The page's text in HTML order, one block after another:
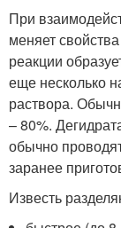
При
меняет
реакции
еще несколько
раствора.
– 80%.
обычно
заранее
Известь